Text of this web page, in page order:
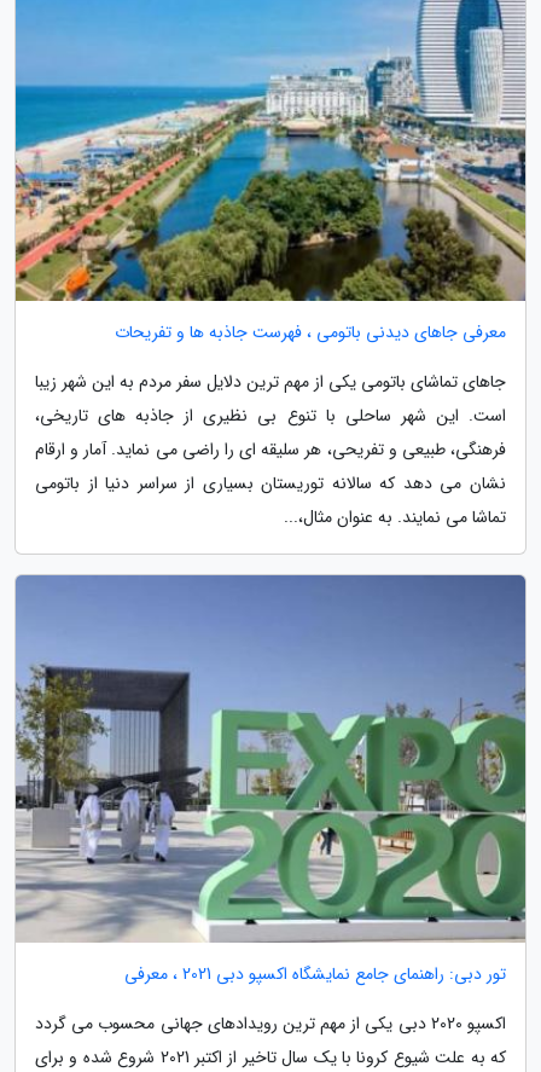
معرفی جاهای دیدنی باتومی ، فهرست جاذبه ها و تفریحات
جاهای تماشای باتومی یکی از مهم ترین دلایل سفر مردم به این شهر زیبا
است. این شهر ساحلی با تنوع بی نظیری از جاذبه های تاریخی،
فرهنگی، طبیعی و تفریحی، هر سلیقه ای را راضی می نماید. آمار و ارقام
نشان می دهد که سالانه توریستان بسیاری از سراسر دنیا از باتومی
تماشا می نمایند. به عنوان مثال،...
تور دبی: راهنمای جامع نمایشگاه اکسپو دبی 2021 ، معرفی
اکسپو 2020 دبی یکی از مهم ترین رویدادهای جهانی محسوب می گردد
که به علت شیوع کرونا با یک سال تاخیر از اکتبر 2021 شروع شده و برای